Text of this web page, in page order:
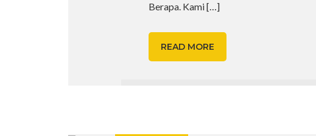
Berapa. Kami[…]
READ MORE